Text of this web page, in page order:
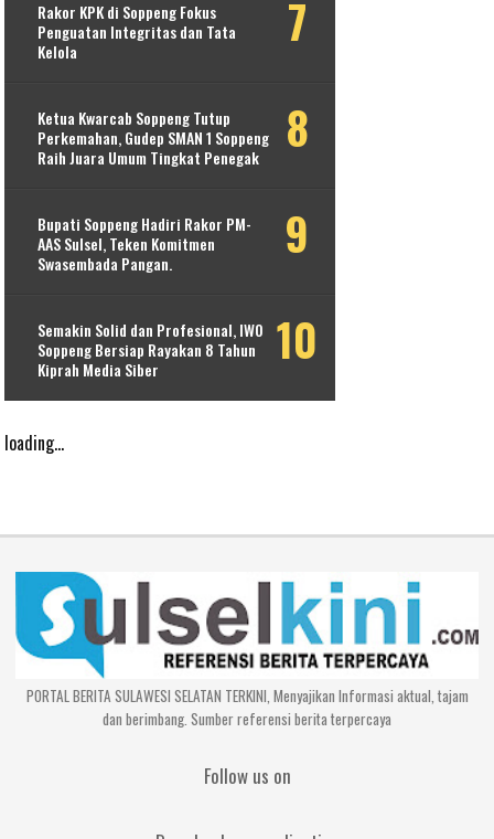
Rakor KPK di Soppeng Fokus
Penguatan Integritas dan Tata
Kelola
Ketua Kwarcab Soppeng Tutup
Perkemahan, Gudep SMAN 1 Soppeng
Raih Juara Umum Tingkat Penegak
Bupati Soppeng Hadiri Rakor PM-
AAS Sulsel, Teken Komitmen
Swasembada Pangan.
Semakin Solid dan Profesional, IWO
Soppeng Bersiap Rayakan 8 Tahun
Kiprah Media Siber
loading...
PORTAL BERITA SULAWESI SELATAN TERKINI, Menyajikan Informasi aktual, tajam
dan berimbang. Sumber referensi berita terpercaya
Follow us on